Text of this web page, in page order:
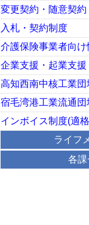
変更契約・随意契約
入札・契約制度
介護保険事業者向け
企業支援・起業支援
高知西南中核工業団
宿毛湾港工業流通団
インボイス制度(適
ライフ
各課